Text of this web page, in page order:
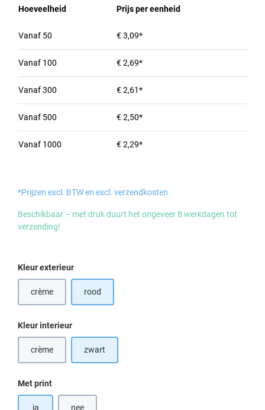
Hoeveelheid Prijs per eenheid
Vanaf 50 € 3,09*
Vanaf 100 € 2,69*
Vanaf300 € 2,61*
Vanaf 500 € 2,50*
Vanaf 1000 € 2,29*
*Prijzen excl. BTW en excl. verzendkosten
Beschikbaar – met druk duurt het ongeveer 8 werkdagen tot
verzending!
Selecteer
Kleur exterieur
crème(Deze optie is momenteel niet beschikbaar.)
rood
Selecteer
Kleur interieur
crème(Deze optie is momenteel niet beschikbaar.)
zwart
Selecteer
Met print
ja nee